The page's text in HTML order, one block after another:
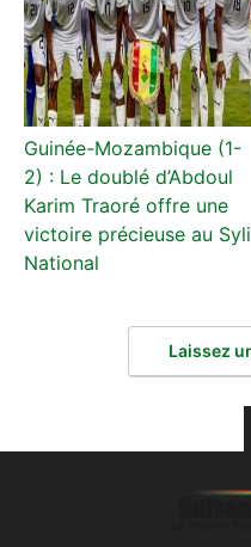
Guinée-Mozambique (1-
2) : Le doublé d’Abdoul
Karim Traoré offre une
victoire précieuse au Syli
National
Laissez